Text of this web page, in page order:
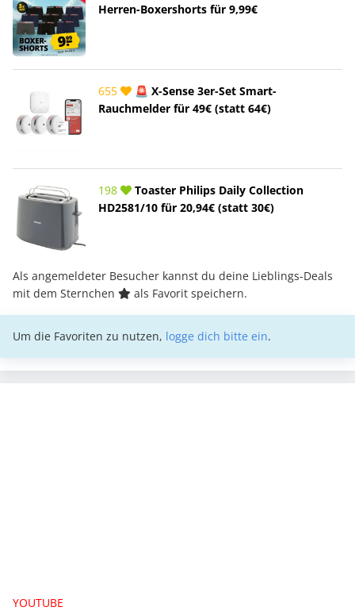
Herren-Boxershorts für 9,99€
655
🚨 X-Sense 3er-Set Smart-
Rauchmelder für 49€ (statt 64€)
198
Toaster Philips Daily Collection
HD2581/10 für 20,94€ (statt 30€)
Als angemeldeter Besucher kannst du deine Lieblings-Deals
mit dem Sternchen
als Favorit speichern.
Um die Favoriten zu nutzen, logge dich bitte ein.
YOUTUBE